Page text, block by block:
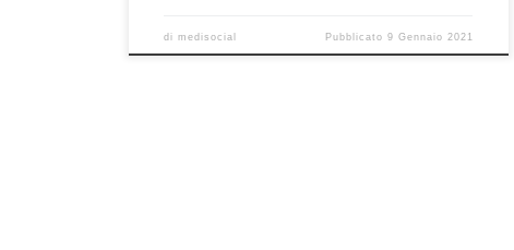
dimedisocial Pubblicato 9 Gennaio 2021